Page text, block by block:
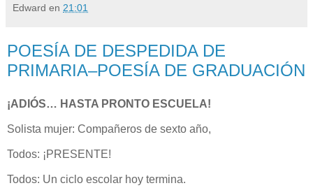
Edward en 21:01
POESÍA DE DESPEDIDA DE
PRIMARIA–POESÍA DE GRADUACIÓN
¡ADIÓS… HASTA PRONTO ESCUELA!
Solista mujer: Compañeros de sexto año,
Todos: ¡PRESENTE!
Todos: Un ciclo escolar hoy termina.